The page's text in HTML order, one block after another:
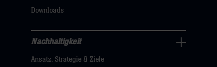
klicken
hier
Downloads
Nachhaltigkeit
Navigation
Nachhaltigkeit
Ansatz, Strategie & Ziele